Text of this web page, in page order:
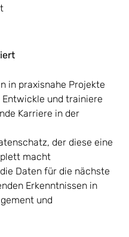
in praxisnahe Projekte
und trainiere
Karriere in der
der diese eine
macht
Daten für die nächste
Erkenntnissen in
und